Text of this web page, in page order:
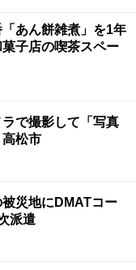
あん餅雑煮」を1年
子店の喫茶スペー
で撮影して「写真
松市
災地にDMATコー
派遣